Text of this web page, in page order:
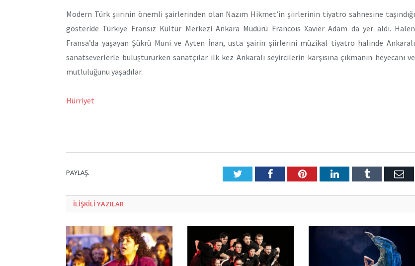
Modern Türk şiirinin önemli şairlerinden olan Nazım Hikmet’in şiirlerinin tiyatro sahnesine taşındığı
gösteride Türkiye Fransız Kültür Merkezi Ankara Müdürü Francoıs Xavıer Adam da yer aldı. Halen
Fransa’da yaşayan Şükrü Muni ve Ayten İnan, usta şairin şiirlerini müzikal tiyatro halinde Ankaralı
sanatseverlerle buluştururken sanatçılar ilk kez Ankaralı seyircilerin karşısına çıkmanın heyecanı ve
mutluluğunu yaşadılar.
Hürriyet
PAYLAŞ. TwitterFacebookPinterestLinkedInTumblr E-
ILIŞKILI YAZILAR